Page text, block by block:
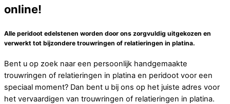
online!
Alle peridoot edelstenen worden door ons zorgvuldig uitgekozen en
verwerkt tot bijzondere trouwringen of relatieringen in platina.
Bent u op zoek naar een persoonlijk handgemaakte
trouwringen of relatieringen in platina en peridoot voor een
speciaal moment? Dan bent u bij ons op het juiste adres voor
het vervaardigen van trouwringen of relatieringen in platina.